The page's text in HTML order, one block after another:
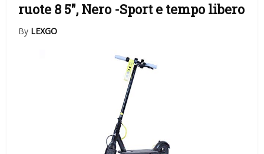
ruote 8 5″, Nero -Sport e tempo libero
By LEXGO